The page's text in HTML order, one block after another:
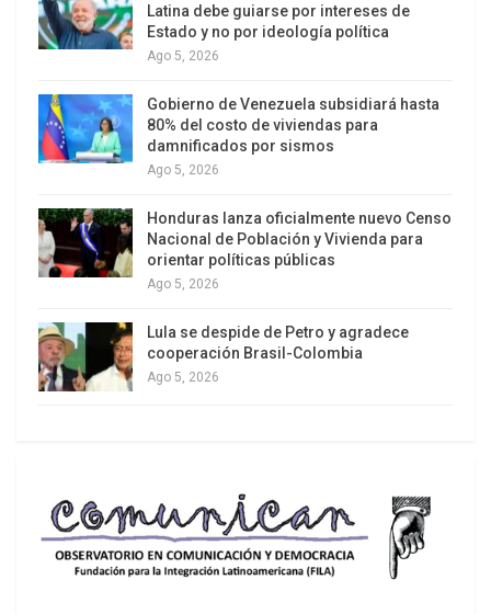
de Nulidad en los mediosVer Sentencia
Hasta el día de hoy, 31 de mayo del 2018, ninguna
Aministrativa se han ejecutado, la Plataforma
contra del Arco Minero del Orinoco se encuentra en
la elaboración de nuevas estrategias para avanzar
en términos institucionales a nivel internacional y
continuar con la denuncia en todas las instancias.
A 2 años de aquella iniciativa la lucha de los
detener el Arco Minero continúa vigente.
Latina debe guiarse por intereses de
Estado y no por ideología política
Ago 5, 2026
Gobierno de Venezuela subsidiará hasta
80% del costo de viviendas para
damnificados por sismos
Ago 5, 2026
Honduras lanza oficialmente nuevo Censo
Nacional de Población y Vivienda para
orientar políticas públicas
Ago 5, 2026
Lula se despide de Petro y agradece
cooperación Brasil-Colombia
Ago 5, 2026